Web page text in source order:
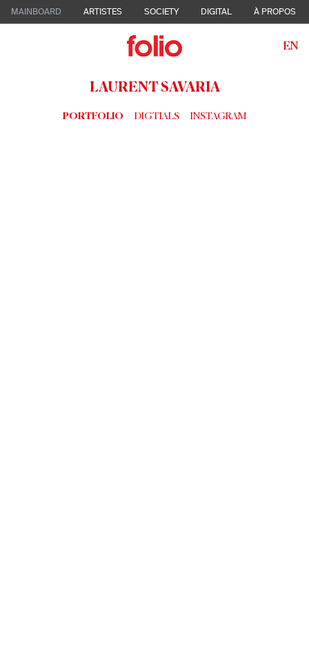
MAINBOARD ARTISTES SOCIETY DIGITAL À PROPOS
EN
LAURENT SAVARIA
PORTFOLIO DIGTIALS INSTAGRAM